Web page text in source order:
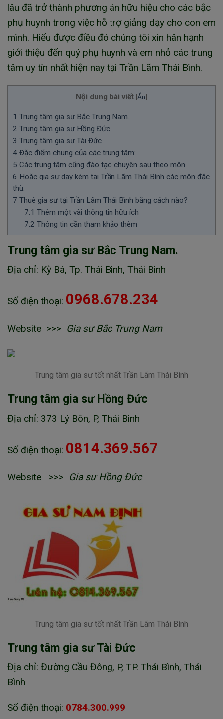
lâu đã trở thành phương án hữu hiệu cho các bậc
phụ huynh trong việc hỗ trợ giảng dạy cho con em
mình. Hiểu được điều đó chúng tôi xin hân hạnh
giới thiệu đến quý phụ huynh và em nhỏ các trung
tâm uy tín nhất hiện nay tại Trần Lãm Thái Bình.
Nội dung bài viết [Ẩn]
1 Trung tâm gia sư Bắc Trung Nam.
2 Trung tâm gia sư Hồng Đức
3 Trung tâm gia sư Tài Đức
4 Đặc điểm chung của các trung tâm:
5 Các trung tâm cũng đào tạo chuyên sau theo môn
6 Hoặc gia sư dạy kèm tại Trần Lãm Thái Bình các môn đặc
thù:
7 Thuê gia sư tại Trần Lãm Thái Bình bằng cách nào?
7.1 Thêm một vài thông tin hữu ích
7.2 Thông tin cần tham khảo thêm
Trung tâm gia sư Bắc Trung Nam.
Địa chỉ: Kỳ Bá, Tp. Thái Bình, Thái Bình
Số điện thoại: 0968.678.234
Website >>> Gia sư Bắc Trung Nam
Trung tâm gia sư tốt nhất Trần Lãm Thái Bình
Trung tâm gia sư Hồng Đức
Địa chỉ: 373 Lý Bôn, P, Thái Bình
Số điện thoại: 0814.369.567
Website >>> Gia sư Hồng Đức
Trung tâm gia sư tốt nhất Trần Lãm Thái Bình
Trung tâm gia sư Tài Đức
Địa chỉ: Đường Cầu Đông, P, TP. Thái Bình, Thái
Bình
Số điện thoại: 0784.300.999